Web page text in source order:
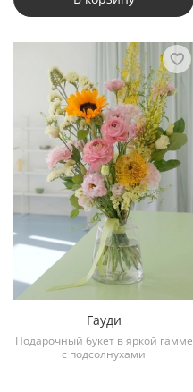
Гауди
Подарочный букет в яркой гамме
с подсолнухами